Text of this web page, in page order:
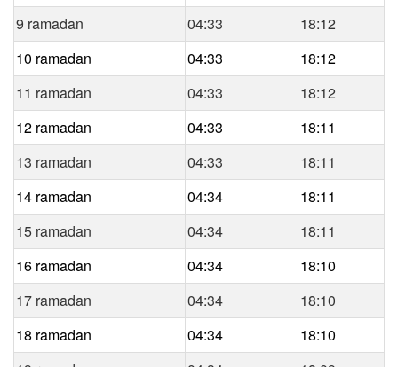
9 ramadan
04:33
18:12
10 ramadan
04:33
18:12
11 ramadan
04:33
18:12
12 ramadan
04:33
18:11
13 ramadan
04:33
18:11
14 ramadan
04:34
18:11
15 ramadan
04:34
18:11
16 ramadan
04:34
18:10
17 ramadan
04:34
18:10
18 ramadan
04:34
18:10